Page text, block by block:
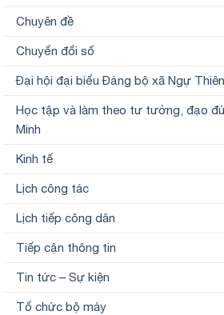
Chuyên đề
Chuyển đổi số
Đại hội đại biểu Đảng bộ xã Ngự
Học tập và làm theo tư tưởng, đạo
Minh
Kinh tế
Lịch công tác
Lịch tiếp công dân
Tiếp cận thông tin
Tin tức – Sự kiện
Tổ chức bộ máy